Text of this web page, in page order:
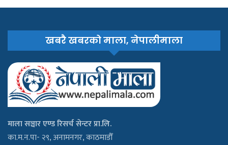
खबरै खबरको माला, नेपालीमाला
माला सञ्चार एण्ड रिसर्च सेन्टर प्रा.लि.
का.म.न.पा- २९, अनामनगर, काठमाडौँ